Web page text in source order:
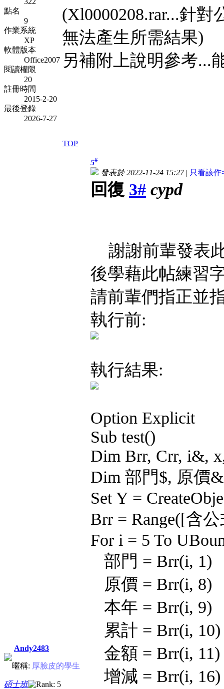
點名
9
作業系統
XP
軟體版本
Office2007
閱讀權限
20
註冊時間
2015-2-20
最後登錄
2026-7-27
(Xl0000208.rar...針
無法產生所需結果)
另補附上說明參考...
TOP
Andy2483
暱稱: 厚臉皮的學生
碩士班
5#
發表於 2022-11-24 15:27| 只看該作
回復 3# cypd
謝謝前輩發表
後學藉此帖練習
請前輩們指正並
執行前:
執行結果:
Option Explicit
Sub test()
Dim Brr, Crr, i&,
Dim 部門$, 原價
Set Y =
Brr = Range([含
For i = 5 To
部門 = Brr(i, 1)
原價 = Brr(i, 8)
本年 = Brr(i, 9)
累計 = Brr(i, 10)
金額 = Brr(i, 11)
增減 = Brr(i, 16)